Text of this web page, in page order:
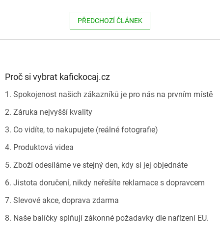
PŘEDCHOZÍ ČLÁNEK
Proč si vybrat kafickocaj.cz
1. Spokojenost našich zákazníků je pro nás na prvním místě
2. Záruka nejvyšší kvality
3. Co vidíte, to nakupujete (reálné fotografie)
4. Produktová videa
5. Zboží odesíláme ve stejný den, kdy si jej objednáte
6. Jistota doručení, nikdy neřešíte reklamace s dopravcem
7. Slevové akce, doprava zdarma
8. Naše balíčky splňují zákonné požadavky dle nařízení EU.